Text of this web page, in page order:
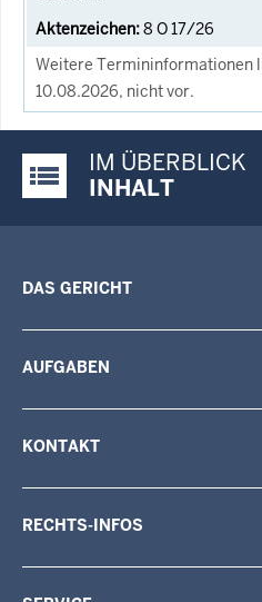
8 O 17/26
Weitere Termininformationen
10.08.2026, nicht vor.
Justiz-Portal im
IM ÜBERBLICK
INHALT
DAS GERICHT
AUFGABEN
KONTAKT
RECHTS-INFOS